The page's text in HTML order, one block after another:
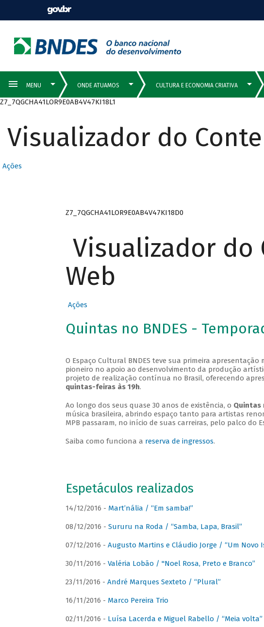
Z7_7QGCHA41LOR9E0AB4V47KI18L1
Visualizador do
Ações
Z7_7QGCHA41LOR9E0AB4V47KI18D0
Visualizador do
Web
Ações
Quintas no BNDES -
O Espaço Cultural BNDES teve sua primeira
pioneiro no apoio ao desenvolvimento da produção
projeto de realização contínua no Brasil, oferecendo
quintas-feiras às 19h.
Ao longo dos seus quase 30 anos de existência, o Quintas
música brasileira, abrindo espaço tanto para artistas
MPB passaram, no início de suas carreiras, pelo palco do
Saiba como funciona a reserva de ingressos.
Espetáculos realizados
14/12/2016 - Mart’nália / “Em samba!”
08/12/2016 - Sururu na Roda / “Samba, Lapa, Brasil”
07/12/2016 - Augusto Martins e Cláudio Jorge / “Um Novo
30/11/2016 - Valéria Lobão / "Noel Rosa, Preto e Branco”
23/11/2016 - André Marques Sexteto / “Plural”
16/11/2016 - Marco Pereira Trio
02/11/2016 - Luísa Lacerda e Miguel Rabello / “Meia volta”